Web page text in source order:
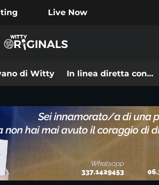
Live Now
di Witty In linea diretta con…